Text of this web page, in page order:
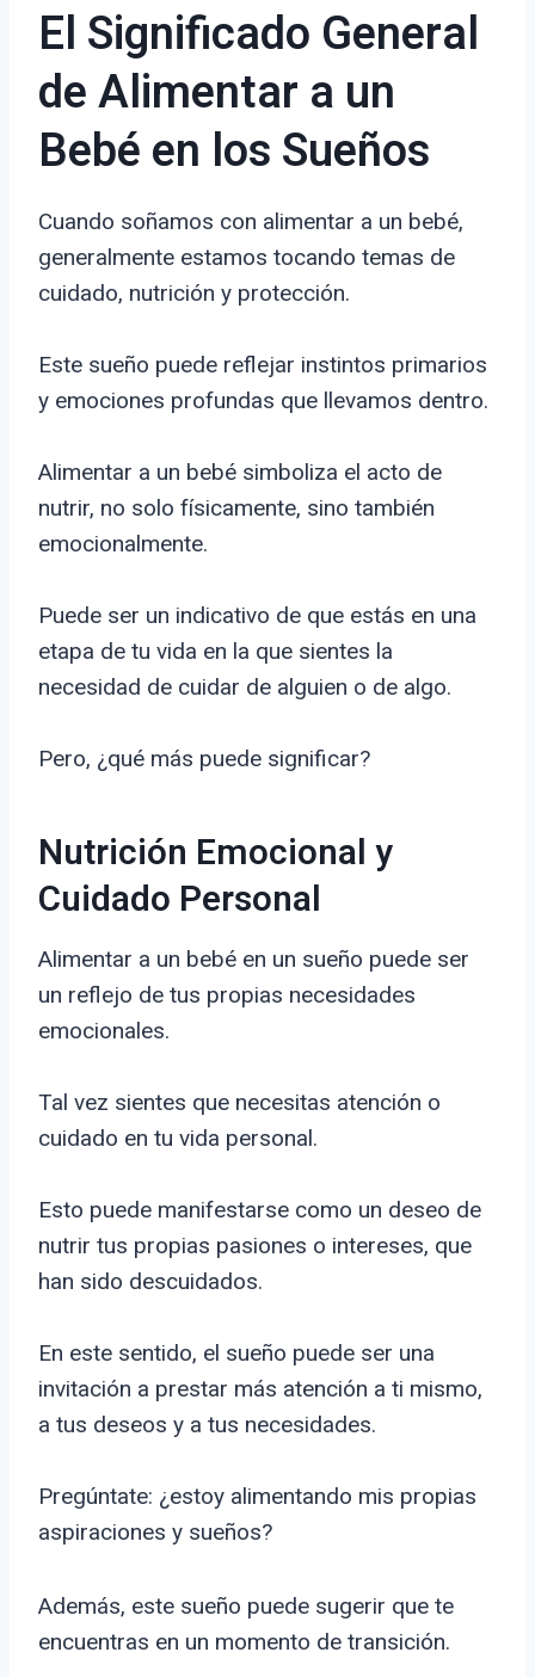
El Significado General
de Alimentar a un
Bebé en los Sueños
Cuando soñamos con alimentar a un bebé,
generalmente estamos tocando temas de
cuidado, nutrición y protección.
Este sueño puede reflejar instintos primarios
y emociones profundas que llevamos dentro.
Alimentar a un bebé simboliza el acto de
nutrir, no solo físicamente, sino también
emocionalmente.
Puede ser un indicativo de que estás en una
etapa de tu vida en la que sientes la
necesidad de cuidar de alguien o de algo.
Pero, ¿qué más puede significar?
Nutrición Emocional y
Cuidado Personal
Alimentar a un bebé en un sueño puede ser
un reflejo de tus propias necesidades
emocionales.
Tal vez sientes que necesitas atención o
cuidado en tu vida personal.
Esto puede manifestarse como un deseo de
nutrir tus propias pasiones o intereses, que
han sido descuidados.
En este sentido, el sueño puede ser una
invitación a prestar más atención a ti mismo,
a tus deseos y a tus necesidades.
Pregúntate: ¿estoy alimentando mis propias
aspiraciones y sueños?
Además, este sueño puede sugerir que te
encuentras en un momento de transición.